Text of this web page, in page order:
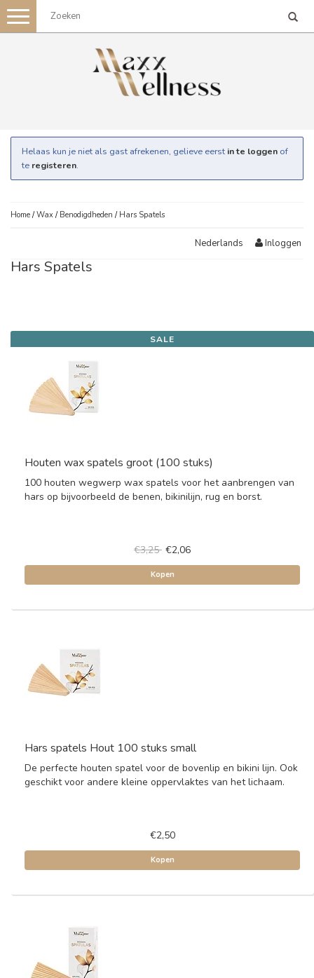
Toggle
navigation
Helaas kun je niet als gast afrekenen, gelieve eerst in te loggen of
te registeren.
Home /Wax / Benodigdheden / Hars Spatels
Nederlands Inloggen
Hars Spatels
SALE
Houten wax spatels groot (100 stuks)
100 houten wegwerp wax spatels voor het aanbrengen van
hars op bijvoorbeeld de benen, bikinilijn, rug en borst.
€3,25 €2,06
Kopen
Hars spatels Hout 100 stuks small
De perfecte houten spatel voor de bovenlip en bikini lijn. Ook
geschikt voor andere kleine oppervlaktes van het lichaam.
€2,50
Kopen